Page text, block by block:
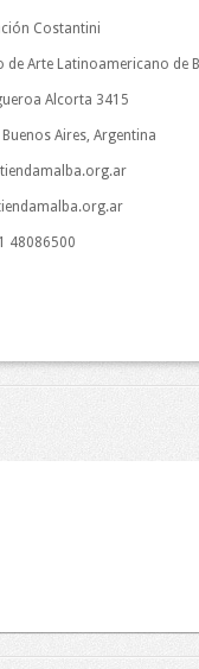
Costantini
de Arte Latinoamericano de
Alcorta 3415
Buenos Aires, Argentina
48086500